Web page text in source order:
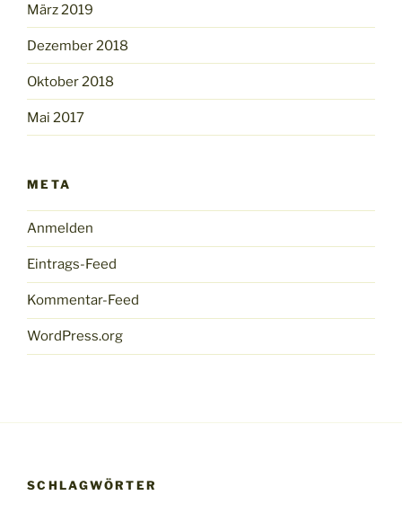
März 2019
Dezember 2018
Oktober 2018
Mai 2017
META
Anmelden
Eintrags-Feed
Kommentar-Feed
WordPress.org
SCHLAGWÖRTER